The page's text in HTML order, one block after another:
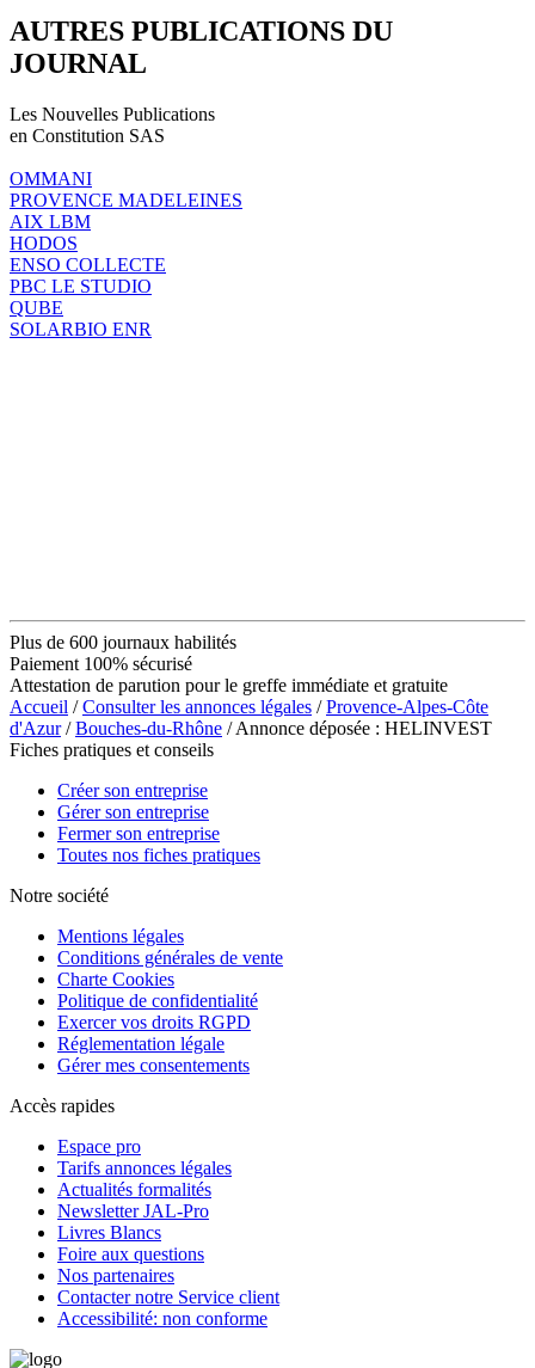
AUTRES PUBLICATIONS DU
JOURNAL
Les Nouvelles Publications
en Constitution SAS
OMMANI
PROVENCE MADELEINES
AIX LBM
HODOS
ENSO COLLECTE
PBC LE STUDIO
QUBE
SOLARBIO ENR
Plus de 600 journaux habilités
Paiement 100% sécurisé
Attestation de parution pour le greffe immédiate et gratuite
Accueil /Consulter les annonces légales /Provence-Alpes-Côte
d'Azur/Bouches-du-Rhône / Annonce déposée : HELINVEST
Fiches pratiques et conseils
Créer son entreprise
Gérer son entreprise
Fermer son entreprise
Toutes nos fiches pratiques
Notre société
Mentions légales
Conditions générales de vente
Charte Cookies
Politique de confidentialité
Exercer vos droits RGPD
Réglementation légale
Gérer mes consentements
Accès rapides
Espace pro
Tarifs annonces légales
Actualités formalités
Newsletter JAL-Pro
Livres Blancs
Foire aux questions
Nos partenaires
Contacter notre Service client
Accessibilité: non conforme